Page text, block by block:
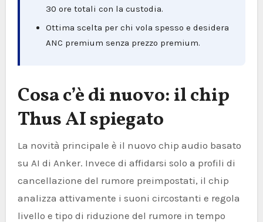
30 ore totali con la custodia.
Ottima scelta per chi vola spesso e desidera
ANC premium senza prezzo premium.
Cosa c’è di nuovo: il chip
Thus AI spiegato
La novità principale è il nuovo chip audio basato
su AI di Anker. Invece di affidarsi solo a profili di
cancellazione del rumore preimpostati, il chip
analizza attivamente i suoni circostanti e regola
livello e tipo di riduzione del rumore in tempo